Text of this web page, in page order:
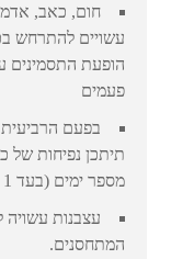
חום, כאב,
עשויים להתרחש
הופעת התסמינים
פעמים
בפעם הרביעית
תיתכן נפיחות של
מספר ימים (בעד 1 מ-30 מתחסנים).
עצבנות
המתחסנים.